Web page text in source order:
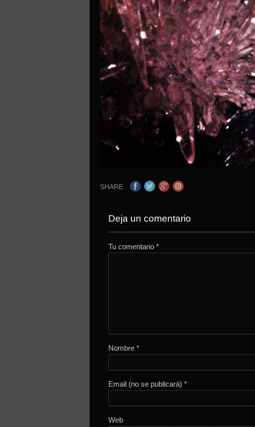
SHARE
Deja un comentario
Tu comentario*
Nombre*
Email (no se publicará)*
Web